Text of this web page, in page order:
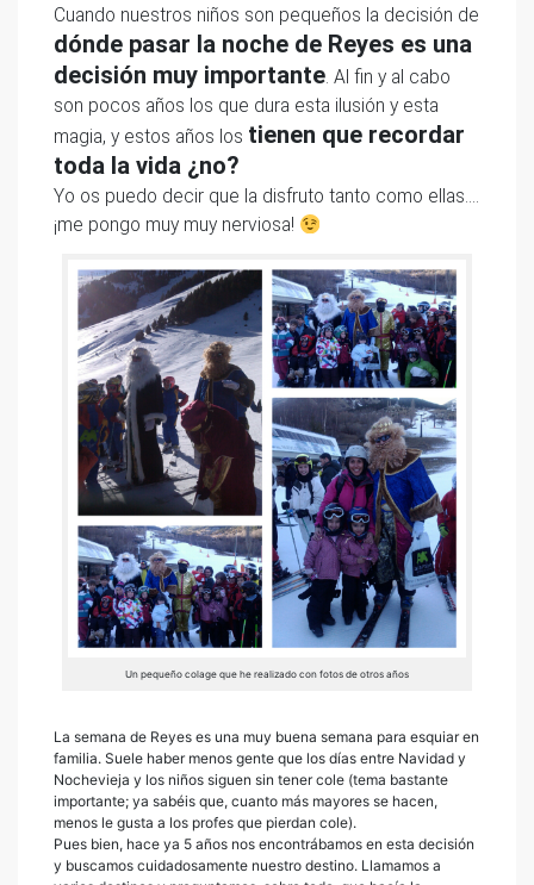
Cuando nuestros niños son pequeños la decisión de
dónde pasar la noche de Reyes es una
decisión muy importante. Al fin y al cabo
son pocos años los que dura esta ilusión y esta
magia, y estos años los tienen que recordar
toda la vida ¿no?
Yo os puedo decir que la disfruto tanto como ellas….
¡me pongo muy muy nerviosa!
Un pequeño colage que he realizado con fotos de otros años
La semana de Reyes es una muy buena semana para esquiar en
familia. Suele haber menos gente que los días entre Navidad y
Nochevieja y los niños siguen sin tener cole (tema bastante
importante; ya sabéis que, cuanto más mayores se hacen,
menos le gusta a los profes que pierdan cole).
Pues bien, hace ya 5 años nos encontrábamos en esta decisión
y buscamos cuidadosamente nuestro destino. Llamamos a